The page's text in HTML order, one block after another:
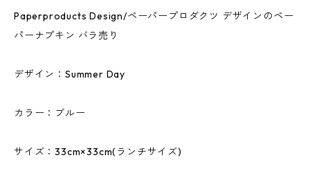
Paperproducts Design/ペーパープロダクツ デザインのペー
パーナプキン バラ売り
デザイン：Summer Day
カラー：ブルー
サイズ：33cm×33cm(ランチサイズ)